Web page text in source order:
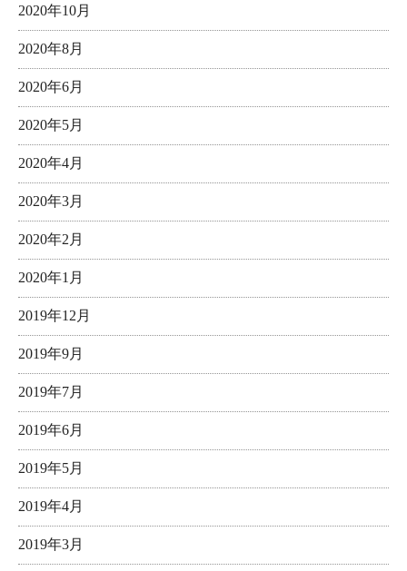
2020年10月
2020年8月
2020年6月
2020年5月
2020年4月
2020年3月
2020年2月
2020年1月
2019年12月
2019年9月
2019年7月
2019年6月
2019年5月
2019年4月
2019年3月